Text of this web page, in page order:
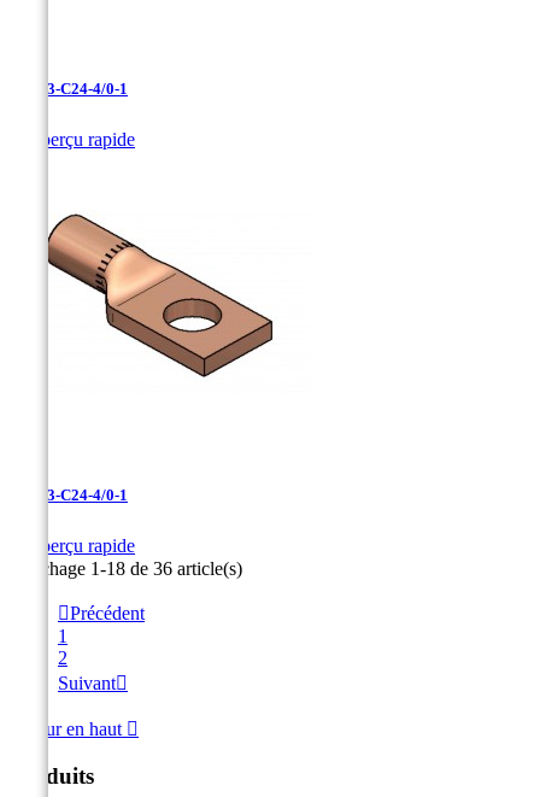
LCN-3-C24-4/0-1
Aperçu rapide
LCN-3-C24-4/0-1
Aperçu rapide
Affichage 1-18 de 36 article(s)
Précédent
1
2
Suivant
Retour en haut 
Produits